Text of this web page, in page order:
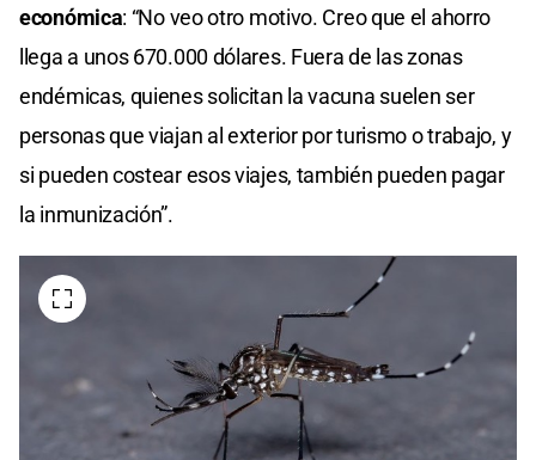
económica: “No veo otro motivo. Creo que el ahorro
llega a unos 670.000 dólares. Fuera de las zonas
endémicas, quienes solicitan la vacuna suelen ser
personas que viajan al exterior por turismo o trabajo, y
si pueden costear esos viajes, también pueden pagar
la inmunización”.